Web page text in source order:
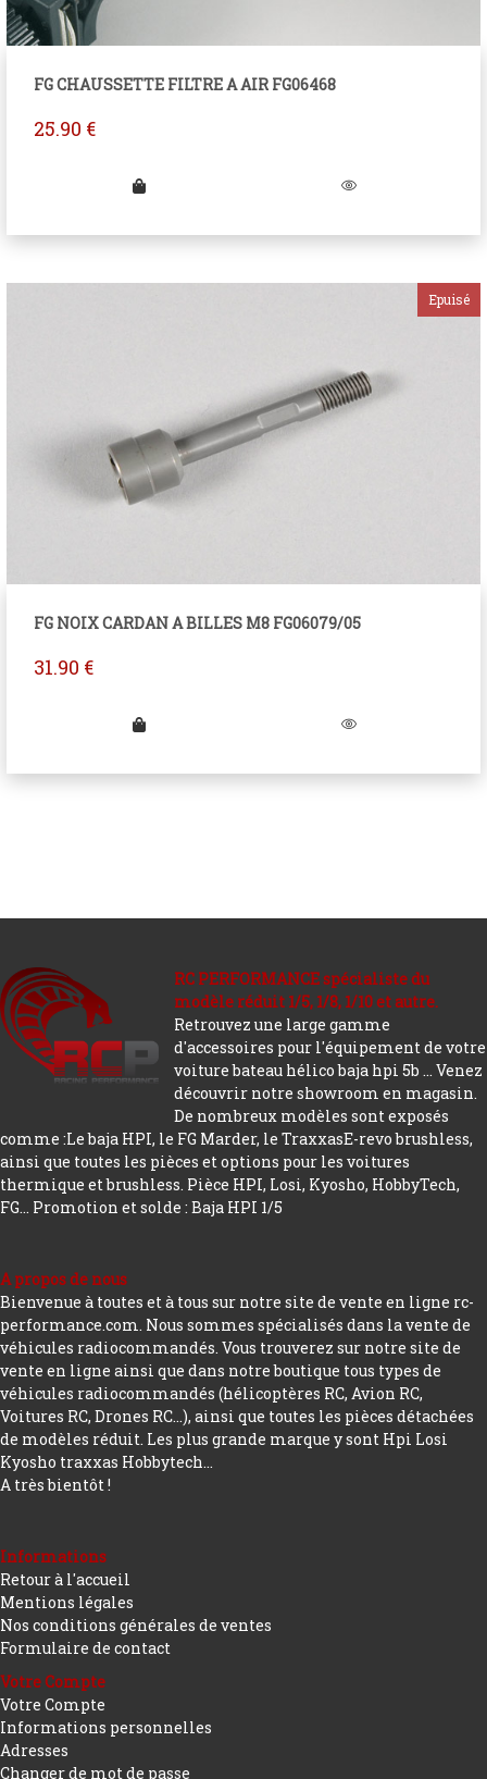
FG CHAUSSETTE FILTRE A AIR FG06468
25.90 €
FG NOIX CARDAN A BILLES M8 FG06079/05
31.90 €
RC PERFORMANCE spécialiste du
modèle réduit 1/5, 1/8, 1/10 et autre.
Retrouvez une large gamme
d'accessoires pour l'équipement de votre
voiture bateau hélico baja hpi 5b ... Venez
découvrir notre showroom en magasin.
De nombreux modèles sont exposés
comme :Le baja HPI, le FG Marder, le TraxxasE-revo brushless,
ainsi que toutes les pièces et options pour les voitures
thermique et brushless. Pièce HPI, Losi, Kyosho, HobbyTech,
FG... Promotion et solde : Baja HPI 1/5
A propos de nous
Bienvenue à toutes et à tous sur notre site de vente en ligne rc-
performance.com. Nous sommes spécialisés dans la vente de
véhicules radiocommandés. Vous trouverez sur notre site de
vente en ligne ainsi que dans notre boutique tous types de
véhicules radiocommandés (hélicoptères RC, Avion RC,
Voitures RC, Drones RC…), ainsi que toutes les pièces détachées
de modèles réduit. Les plus grande marque y sont Hpi Losi
Kyosho traxxas Hobbytech...
A très bientôt !
Informations
Retour à l'accueil
Mentions légales
Nos conditions générales de ventes
Formulaire de contact
Votre Compte
Votre Compte
Informations personnelles
Adresses
Changer de mot de passe